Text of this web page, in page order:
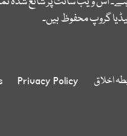
گروپ محفوظ ہیں۔
اخلاق Privacy Policy